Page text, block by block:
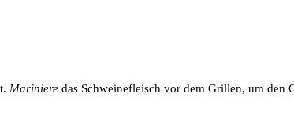
Mariniere das Schweinefleisch vor dem Grillen, um den